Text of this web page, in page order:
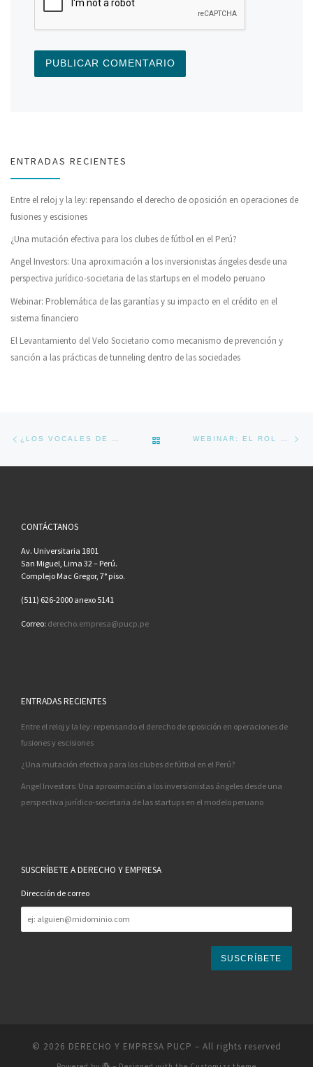
ENTRADAS RECIENTES
Entre el reloj y la ley: repensando el derecho de oposición en operaciones de
fusiones y escisiones
¿Una mutación efectiva para los clubes de fútbol en el Perú?
Angel Investors: Una aproximación a los inversionistas ángeles desde una
perspectiva jurídico-societaria de las startups en el modelo peruano
Webinar: Problemática de las garantías y su impacto en el crédito en el
sistema financiero
El Levantamiento del Velo Societario como mecanismo de prevención y
sanción a las prácticas de tunneling dentro de las sociedades
¿LOS VOCALES DE LOS ÓRGANOS RESOLUTIVOS ADMINISTRATIVOS SE ENCUENTRAN IMPEDIDOS DE CONTRATAR CON EL ESTADO? BACK TO POST LIST WEBINAR: EL ROL DEL DIRECTORIO EN LA GESTIÓN DE LOS RIESGOS
CONTÁCTANOS
Av. Universitaria 1801
San Miguel, Lima 32 – Perú.
Complejo Mac Gregor, 7° piso.
(511) 626-2000 anexo 5141
Correo: derecho.empresa@pucp.pe
ENTRADAS RECIENTES
Entre el reloj y la ley: repensando el derecho de oposición en operaciones de
fusiones y escisiones
¿Una mutación efectiva para los clubes de fútbol en el Perú?
Angel Investors: Una aproximación a los inversionistas ángeles desde una
perspectiva jurídico-societaria de las startups en el modelo peruano
SUSCRÍBETE A DERECHO Y EMPRESA
Dirección de correo
de
correo
© 2026 DERECHO Y EMPRESA PUCP – All rights reserved